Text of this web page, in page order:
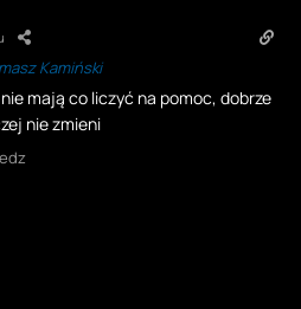
Kamiński
mają co liczyć na pomoc, dobrze
nie zmieni